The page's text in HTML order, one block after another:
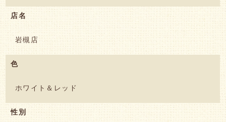
店名
岩槻店
色
ホワイト＆レッド
性別